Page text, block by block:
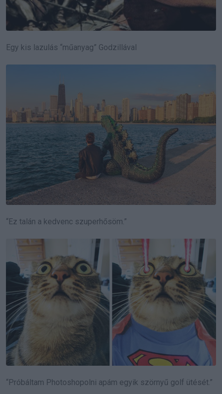
Egy kis lazulás “műanyag” Godzillával
“Ez talán a kedvenc szuperhősöm.”
“Próbáltam Photoshopolni apám egyik szörnyű golf ütését.”